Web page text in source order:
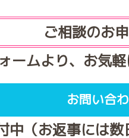
ご相談のお
ームより、お気軽
お問い合
中（お返事には数